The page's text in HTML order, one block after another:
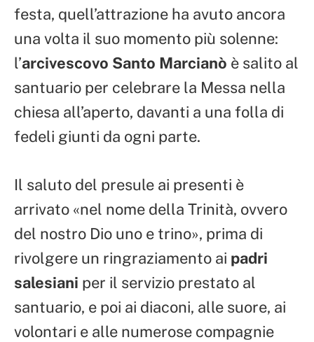
festa, quell’attrazione ha avuto ancora
una volta il suo momento più solenne:
l’arcivescovo Santo Marcianò è salito al
santuario per celebrare la Messa nella
chiesa all’aperto, davanti a una folla di
fedeli giunti da ogni parte.
Il saluto del presule ai presenti è
arrivato «nel nome della Trinità, ovvero
del nostro Dio uno e trino», prima di
rivolgere un ringraziamento ai padri
salesiani per il servizio prestato al
santuario, e poi ai diaconi, alle suore, ai
volontari e alle numerose compagnie